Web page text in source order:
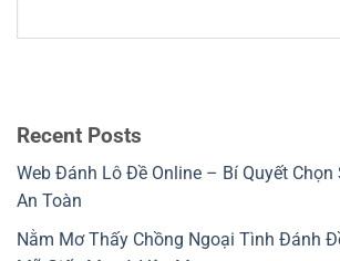
Recent Posts
Web Đánh Lô Đề Online – Bí Quyết Chọn
An Toàn
Nằm Mơ Thấy Chồng Ngoại Tình Đánh